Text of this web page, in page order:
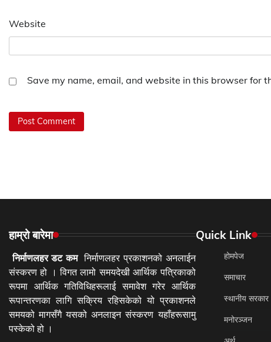
Website
Save my name, email, and website in this browser for
हाम्रो बारेमा
निर्माणलहर डट कमनिर्माणलहर प्रकाशनको अनलाईन
संस्करण हो । विगत लामो समयदेखी आर्थिक पत्रिकाको
रूपमा आर्थिक गतिविधिहरूलाई समावेश गरेर आर्थिक
रूपान्तरणका लागि सक्रिय रहिसकेको यो प्रकाशनले
समयको मागसँगै यसको अनलाइन संस्करण यहाँहरूसामु
पस्केको हो ।
Quick Link
होमपेज
समाचार
स्थानीय सरकार
मनोरञ्जन